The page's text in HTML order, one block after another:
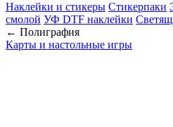
Наклейки и стикеры Стикерпаки
смолой УФ DTF наклейки
← Полиграфия
Карты и настольные игры